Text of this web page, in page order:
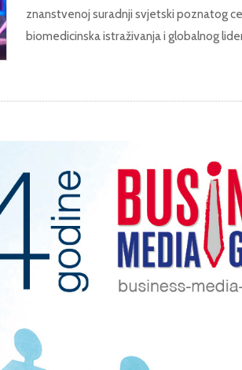
znanstvenoj suradnji svjetski poznatog
biomedicinska istraživanja i globalnog